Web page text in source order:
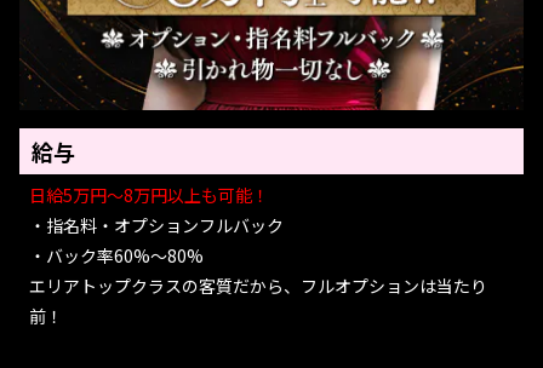
給与
日給5万円～8万円以上も可能！
・指名料・オプションフルバック
・バック率60%～80%
エリアトップクラスの客質だから、フルオプションは当たり
前！